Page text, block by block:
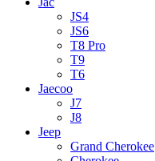
JS4
JS6
T8 Pro
T9
T6
Jaecoo
J7
J8
Jeep
Grand Cherokee